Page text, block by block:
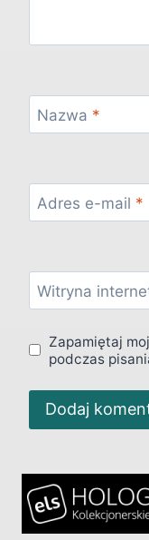
Nazwa *
Adres e-mail *
Witryna
Zapamiętaj
podczas